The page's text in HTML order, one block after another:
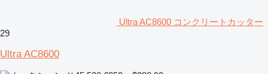
Ultra AC8600 コンクリートカッター
29
Ultra AC8600